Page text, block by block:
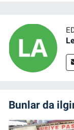
Bunlar da